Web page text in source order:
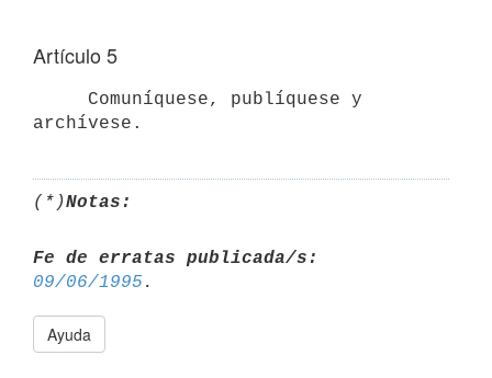
Artículo 5
archívese.
(*)Notas:
Fe de erratas publicada/s:
09/06/1995
Ayuda